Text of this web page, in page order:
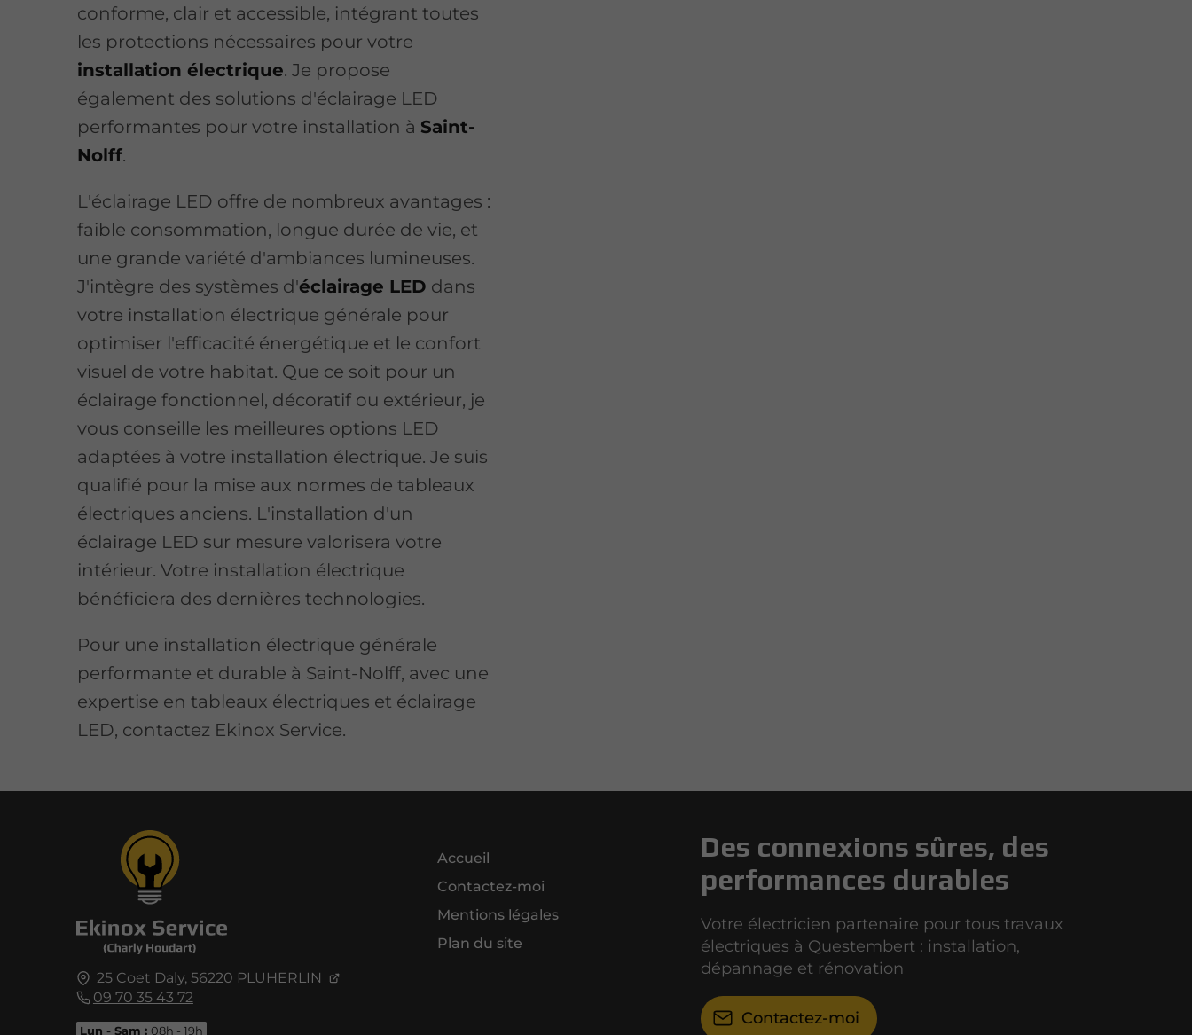
conforme, clair et accessible, intégrant toutes
les protections nécessaires pour votre
installation électrique. Je propose
également des solutions d'éclairage LED
performantes pour votre installation à Saint-
Nolff.
L'éclairage LED offre de nombreux avantages :
faible consommation, longue durée de vie, et
une grande variété d'ambiances lumineuses.
J'intègre des systèmes d'éclairage LED dans
votre installation électrique générale pour
optimiser l'efficacité énergétique et le confort
visuel de votre habitat. Que ce soit pour un
éclairage fonctionnel, décoratif ou extérieur, je
vous conseille les meilleures options LED
adaptées à votre installation électrique. Je suis
qualifié pour la mise aux normes de tableaux
électriques anciens. L'installation d'un
éclairage LED sur mesure valorisera votre
intérieur. Votre installation électrique
bénéficiera des dernières technologies.
Pour une installation électrique générale
performante et durable à Saint-Nolff, avec une
expertise en tableaux électriques et éclairage
LED, contactez Ekinox Service.
25 Coet Daly, 56220 PLUHERLIN
09 70 35 43 72
Lun - Sam : 08h - 19h
Accueil
Contactez-moi
Mentions légales
Plan du site
Des connexions sûres, des
performances durables
Votre électricien partenaire pour tous travaux
électriques à Questembert : installation,
dépannage et rénovation
Contactez-moi